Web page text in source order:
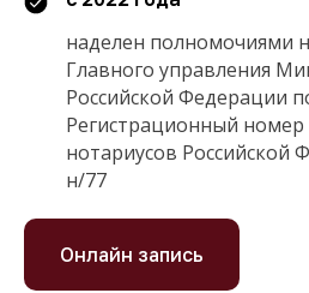
наделен полномочиями
Главного управления
Российской Федерации
Регистрационный номер
нотариусов Российской
н/77
Онлайн запись